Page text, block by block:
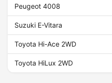
Peugeot 4008
Suzuki E-Vitara
Toyota Hi-Ace 2WD
Toyota HiLux 2WD